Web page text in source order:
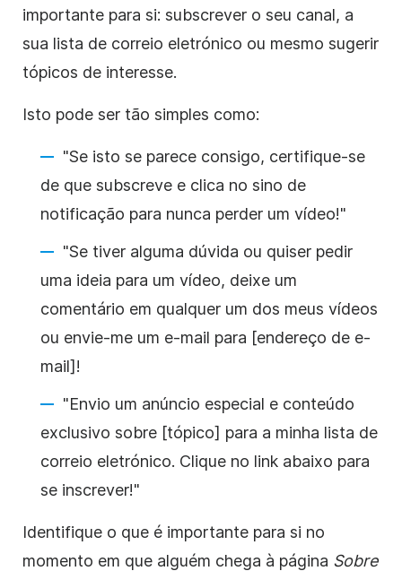
importante para si: subscrever o seu canal, a
sua lista de correio eletrónico ou mesmo sugerir
tópicos de interesse.
Isto pode ser tão simples como:
"Se isto se parece consigo, certifique-se
de que subscreve e clica no sino de
notificação para nunca perder um vídeo!"
"Se tiver alguma dúvida ou quiser pedir
uma ideia para um vídeo, deixe um
comentário em qualquer um dos meus vídeos
ou envie-me um e-mail para [endereço de e-
mail]!
"Envio um anúncio especial e conteúdo
exclusivo sobre [tópico] para a minha lista de
correio eletrónico. Clique no link abaixo para
se inscrever!"
Identifique o que é importante para si no
momento em que alguém chega à página Sobre